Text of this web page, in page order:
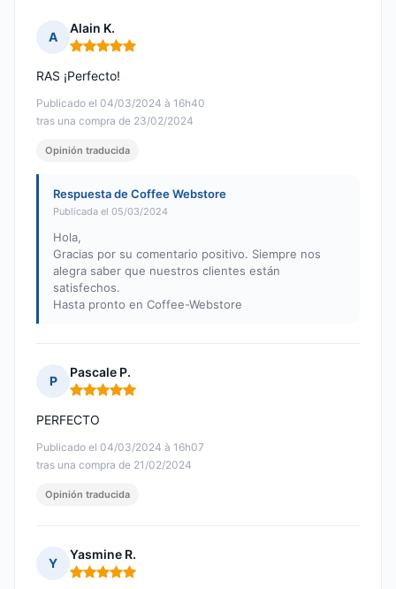
A
Alain K.
Nota: 5 de 5
Publicado el 04/03/2024 à 16h40
tras una compra de 23/02/2024
RAS ¡Perfecto!
Opinión traducida
Respuesta de Coffee Webstore
Publicada el 05/03/2024
Hola,
Gracias por su comentario positivo. Siempre nos
alegra saber que nuestros clientes están
satisfechos.
Hasta pronto en Coffee-Webstore
P
Pascale P.
Nota: 5 de 5
Publicado el 04/03/2024 à 16h07
tras una compra de 21/02/2024
PERFECTO
Opinión traducida
Y
Yasmine R.
Nota: 5 de 5